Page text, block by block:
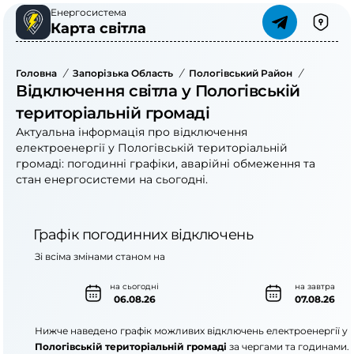
Енергосистема
Карта світла
Головна / Запорізька Область / Пологівський Район /
Відключення світла у Пологівській
територіальній громаді
Актуальна інформація про відключення
електроенергії у Пологівській територіальній
громаді: погодинні графіки, аварійні обмеження та
стан енергосистеми на сьогодні.
Графік погодинних відключень
на сьогодні
06.08.26
на завтра
07.08.26
Зі всіма змінами станом на
Нижче наведено графік можливих відключень електроенергії у
Пологівській територіальній громаді за чергами та годинами.